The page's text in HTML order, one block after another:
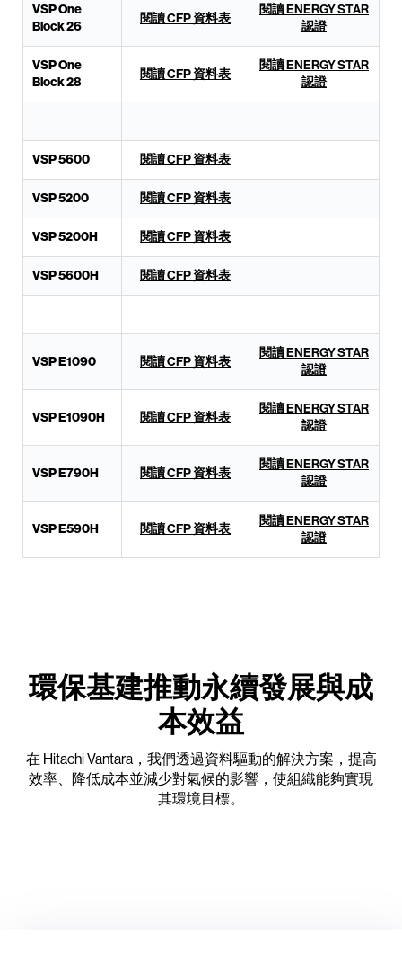
VSP One
Block 26
閱讀 CFP 資料表
閱讀 ENERGY STAR
認證
VSP One
Block 28
閱讀 CFP 資料表
閱讀 ENERGY STAR
認證
VSP 5600 閱讀 CFP 資料表
VSP 5200 閱讀 CFP 資料表
VSP 5200H 閱讀 CFP 資料表
VSP 5600H 閱讀 CFP 資料表
VSP E1090 閱讀 CFP 資料表
閱讀 ENERGY STAR
認證
VSP E1090H 閱讀 CFP 資料表
閱讀 ENERGY STAR
認證
VSP E790H 閱讀 CFP 資料表
閱讀 ENERGY STAR
認證
VSP E590H 閱讀 CFP 資料表
閱讀 ENERGY STAR
認證
環保基建推動永續發展與成
本效益
在 Hitachi Vantara，我們透過資料驅動的解決方案，提高
效率、降低成本並減少對氣候的影響，使組織能夠實現
其環境目標。